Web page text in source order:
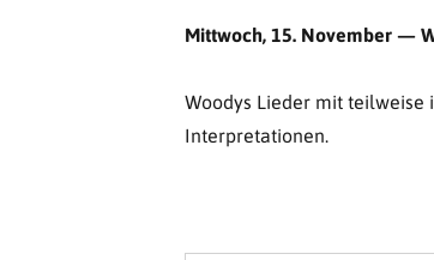
Mittwoch, 15. November —
Woodys Lieder mit teilweise
Interpretationen.